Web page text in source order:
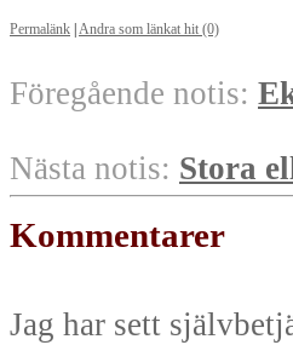
Permalänk Andra som länkat hit (0)
Föregående notis:
Nästa notis: Stora
Kommentarer
Jag har sett